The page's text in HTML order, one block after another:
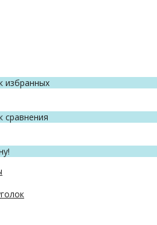
избранных
сравнения